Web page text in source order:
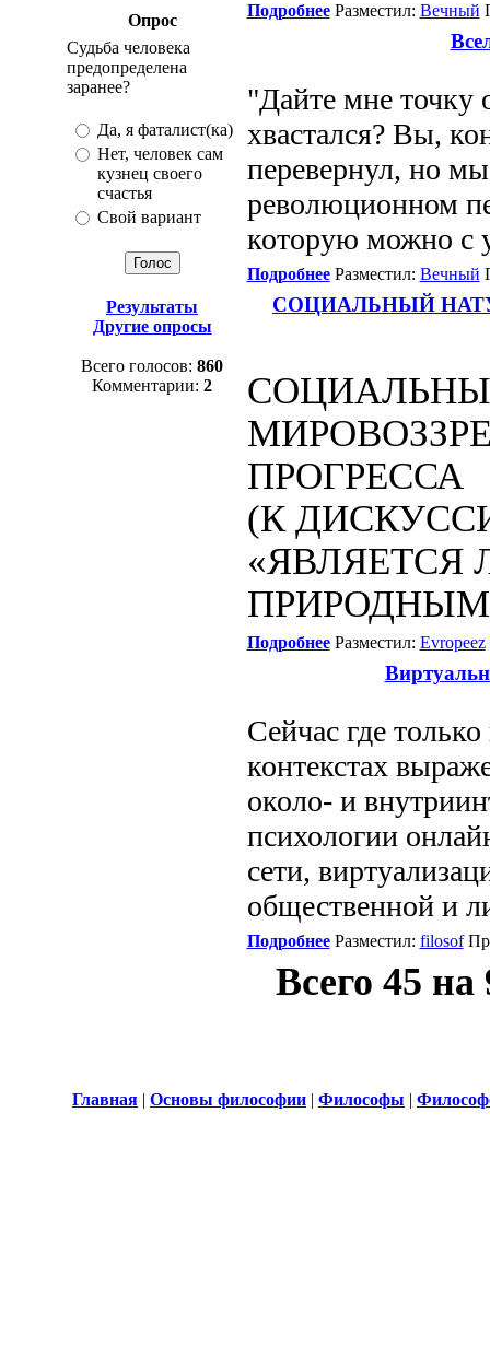
Опрос
Судьба человека
предопределена
заранее?
Да, я фаталист(ка)
Нет, человек сам
кузнец своего
счастья
Свой вариант
Результаты
Другие опросы
Всего голосов: 860
Комментарии: 2
ПодробнееРазместил: Вечный
"Дайте мне точку
хвастался? Вы,
перевернул, но
революционном
которую можно с
ПодробнееРазместил: Вечный
СОЦИАЛЬНЫЙ
ПРОГРЕССА
(К
«ЯВЛЯЕТСЯ
ПодробнееРазместил: Evropeez
Сейчас где
контекстах
около- и
психологии
сети,
общественной и
ПодробнееРазместил: filosof
Всего 45
Главная | Основы философии | Философы |